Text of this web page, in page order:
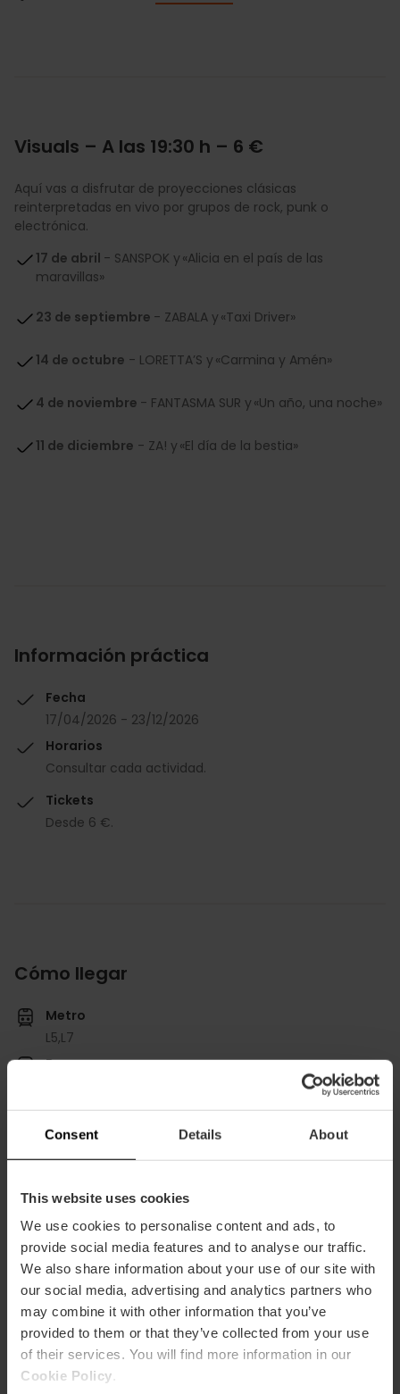
Consent Details About
This website uses cookies
We use cookies to personalise content and ads, to
provide social media features and to analyse our traffic.
We also share information about your use of our site with
our social media, advertising and analytics partners who
may combine it with other information that you’ve
provided to them or that they’ve collected from your use
of their services. You will find more information in our
Cookie Policy
Visuals – A las 19:30 h – 6 €
Aquí vas a disfrutar de proyecciones clásicas
reinterpretadas en vivo por grupos de rock, punk o
electrónica.
17 de abril - SANSPOK y «Alicia en el país de las
maravillas»
23 de septiembre - ZABALA y «Taxi Driver»
14 de octubre - LORETTA’S y «Carmina y Amén»
4 de noviembre - FANTASMA SUR y «Un año, una noche»
11 de diciembre - ZA! y «El día de la bestia»
Información práctica
Fecha
17/04/2026 - 23/12/2026
Horarios
Consultar cada actividad.
Tickets
Desde 6 €.
Cómo llegar
Metro
L5,L7
Bus